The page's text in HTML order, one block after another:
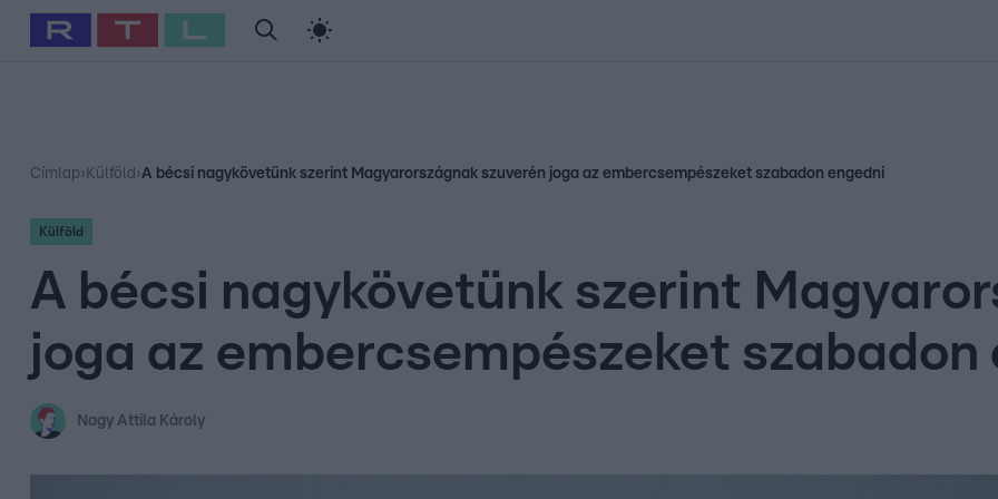
Babits Marcella Szellő István Most Wanted
Címlap› Külföld ›A bécsi nagykövetünk szerint Magyarországnak szuverén joga az embercsempészeket szabadon engedni
Külföld
A bécsi nagykövetünk szerint
joga az embercsempészeket szabadon
Nagy Attila Károly